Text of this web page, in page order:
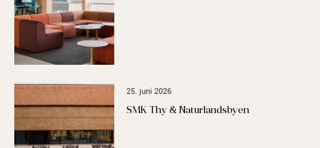
25. juni 2026
SMK Thy & Naturlandsbyen